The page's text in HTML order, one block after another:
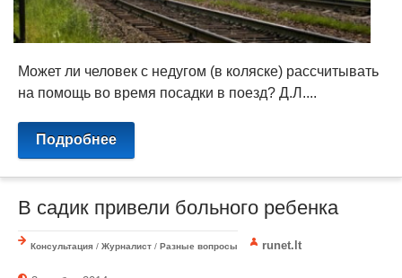
Может ли человек с недугом (в коляске) рассчитывать
на помощь во время посадки в поезд? Д.Л....
Подробнее
В садик привели больного ребенка
Консультация / Журналист / Разные вопросы runet.lt